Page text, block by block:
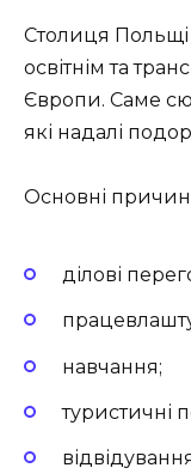
Столиця
освітнім та
Європи. Саме
які надалі
Основні
ділові
навчання;
туристичні